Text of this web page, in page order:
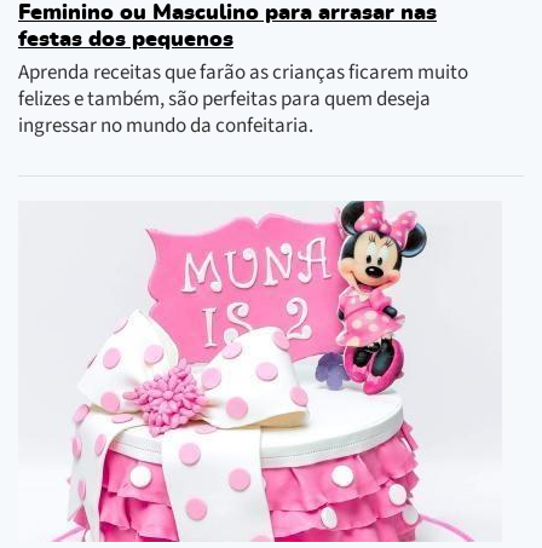
Feminino ou Masculino para arrasar nas
festas dos pequenos
Aprenda receitas que farão as crianças ficarem muito
felizes e também, são perfeitas para quem deseja
ingressar no mundo da confeitaria.